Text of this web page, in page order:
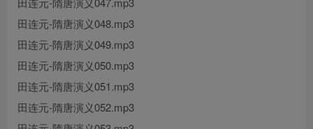
田连元-隋唐演义048.mp3
田连元-隋唐演义049.mp3
田连元-隋唐演义050.mp3
田连元-隋唐演义051.mp3
田连元-隋唐演义052.mp3